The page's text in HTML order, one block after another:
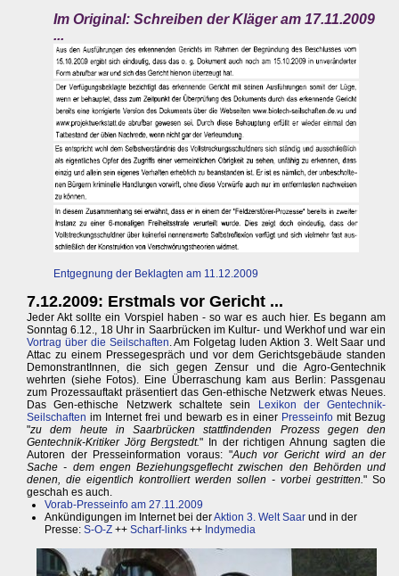
Im Original: Schreiben der Kläger am 17.11.2009
...
Entgegnung der Beklagten am 11.12.2009
7.12.2009: Erstmals vor Gericht ...
Jeder Akt sollte ein Vorspiel haben - so war es auch hier. Es begann am
Sonntag 6.12., 18 Uhr in Saarbrücken im Kultur- und Werkhof und war ein
Vortrag über die Seilschaften. Am Folgetag luden Aktion 3. Welt Saar und
Attac zu einem Pressegespräch und vor dem Gerichtsgebäude standen
DemonstrantInnen, die sich gegen Zensur und die Agro-Gentechnik
wehrten (siehe Fotos). Eine Überraschung kam aus Berlin: Passgenau
zum Prozessauftakt präsentiert das Gen-ethische Netzwerk etwas Neues.
Das Gen-ethische Netzwerk schaltete sein
Lexikon der Gentechnik-
Seilschaften im Internet frei und bewarb es in einer Presseinfo mit Bezug
"zu dem heute in Saarbrücken stattfindenden Prozess gegen den
Gentechnik-Kritiker Jörg Bergstedt." In der richtigen Ahnung sagten die
Autoren der Presseinformation voraus: "Auch vor Gericht wird an der
Sache - dem engen Beziehungsgeflecht zwischen den Behörden und
denen, die eigentlich kontrolliert werden sollen - vorbei gestritten." So
geschah es auch.
Vorab-Presseinfo am 27.11.2009
Ankündigungen im Internet bei derAktion 3. Welt Saar und in der
Presse: S-O-Z ++ Scharf-links ++ Indymedia